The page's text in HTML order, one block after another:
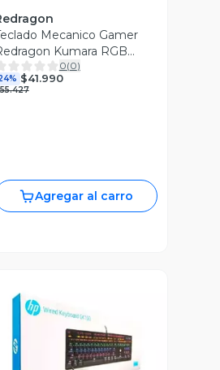
Mecanico Gamer
Kumara RGB
Red
0(0)
$41.990
Agregar al carro